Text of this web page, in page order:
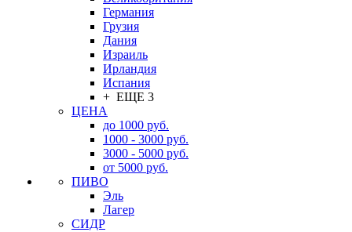
Германия
Грузия
Дания
Израиль
Ирландия
Испания
+ ЕЩЕ 3
ЦЕНА
до 1000 руб.
1000 - 3000 руб.
3000 - 5000 руб.
от 5000 руб.
ПИВО
Эль
Лагер
СИДР